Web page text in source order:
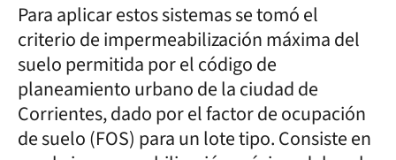
Para aplicar estos sistemas se tomó el
criterio de impermeabilización máxima del
suelo permitida por el código de
planeamiento urbano de la ciudad de
Corrientes, dado por el factor de ocupación
de suelo (FOS) para un lote tipo. Consiste en